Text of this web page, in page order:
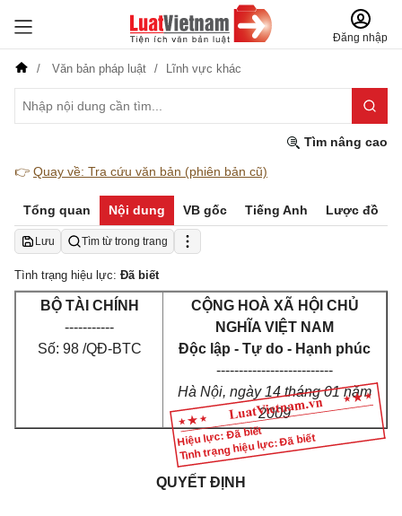
Đăng nhập
Văn bản pháp luật Lĩnh vực khác
Tìm nâng cao
👉 Quay về: Tra cứu văn bản (phiên bản cũ)
Tổng quan Nội dung VB gốc Tiếng Anh Lược đồ
Lưu Tìm từ trong trang
Tình trạng hiệu lực: Đã biết
Hiệu lực: Đã biết
Tình trạng hiệu lực: Đã biết
BỘ TÀI CHÍNH
-----------
Số: 98 /QĐ-BTC
CỘNG HOÀ XÃ HỘI CHỦ
NGHĨA VIỆT NAM
Độc lập - Tự do - Hạnh phúc
--------------------------
Hà Nội, ngày 14 tháng 01 năm
2009
QUYẾT ĐỊNH